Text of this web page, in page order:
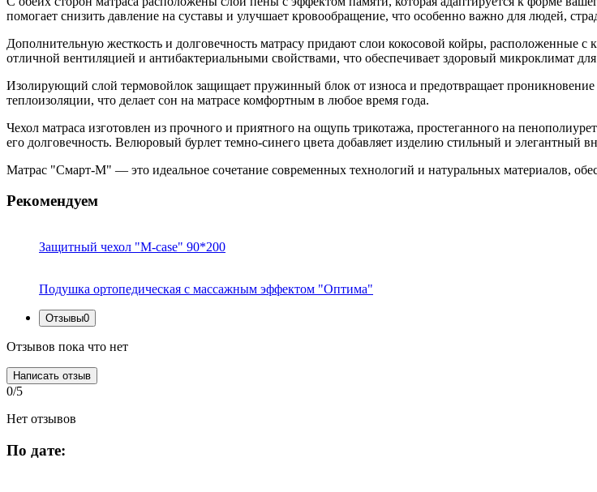
помогает снизить давление на суставы и улучшает кровообращение, что особенно важно для людей,
Дополнительную жесткость и долговечность матрасу придают слои кокосовой койры, расположенные
отличной вентиляцией и антибактериальными свойствами, что обеспечивает здоровый микроклимат для
Изолирующий слой термовойлок защищает пружинный блок от износа и предотвращает
теплоизоляции, что делает сон на матрасе комфортным в любое время года.
Чехол матраса изготовлен из прочного и приятного на ощупь трикотажа, простеганного на
его долговечность. Велюровый бурлет темно-синего цвета добавляет изделию стильный и элегантный
Матрас "Смарт-M" — это идеальное сочетание современных технологий и натуральных материалов,
Рекомендуем
Защитный чехол "M-case" 90*200
Подушка ортопедическая с массажным эффектом "Оптима"
Отзывы0
Отзывов пока что нет
Написать отзыв
0/5
Нет отзывов
По дате: